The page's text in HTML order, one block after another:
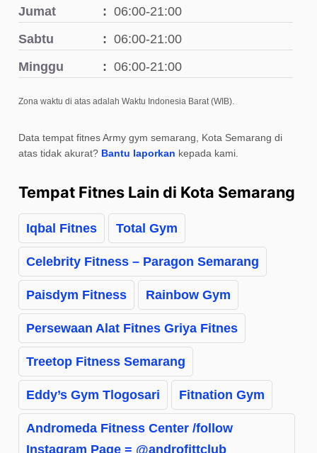
Jumat
06:00-21:00
Sabtu
06:00-21:00
Minggu
06:00-21:00
Zona waktu di atas adalah Waktu Indonesia Barat (WIB).
Data tempat fitnes Army gym semarang, Kota Semarang di
atas tidak akurat? Bantu laporkan kepada kami.
Tempat Fitnes Lain di Kota Semarang
Iqbal Fitnes Total Gym
Celebrity Fitness – Paragon Semarang
Paisdym Fitness Rainbow Gym
Persewaan Alat Fitnes Griya Fitnes
Treetop Fitness Semarang
Eddy’s Gym Tlogosari Fitnation Gym
Andromeda Fitness Center /follow
Instagram Page = @androfittclub